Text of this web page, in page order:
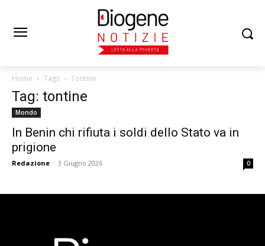
Home Tags Tontine
Tag: tontine
Mondo
In Benin chi rifiuta i soldi dello Stato va in
prigione
Redazione - 3 Giugno 2026 0